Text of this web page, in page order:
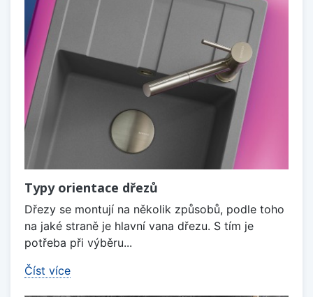
Typy orientace dřezů
Dřezy se montují na několik způsobů, podle toho
na jaké straně je hlavní vana dřezu. S tím je
potřeba při výběru...
Číst více